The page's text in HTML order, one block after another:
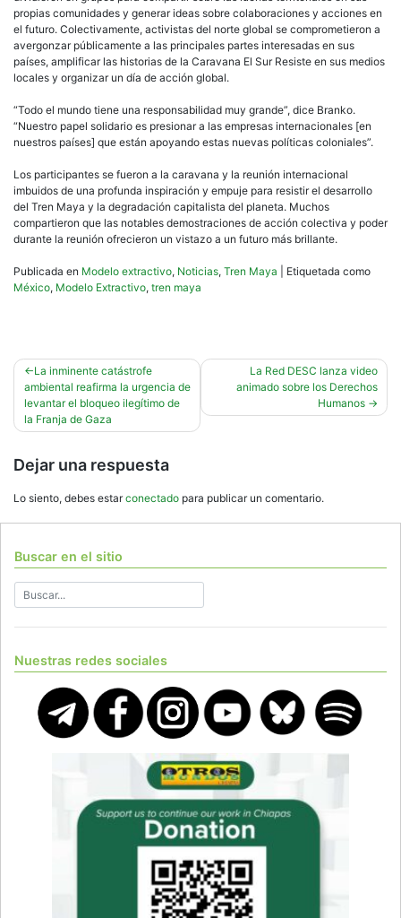
propias comunidades y generar ideas sobre colaboraciones y acciones en
el futuro. Colectivamente, activistas del norte global se comprometieron a
avergonzar públicamente a las principales partes interesadas en sus
países, amplificar las historias de la Caravana El Sur Resiste en sus medios
locales y organizar un día de acción global.
“Todo el mundo tiene una responsabilidad muy grande”, dice Branko.
“Nuestro papel solidario es presionar a las empresas internacionales [en
nuestros países] que están apoyando estas nuevas políticas coloniales”.
Los participantes se fueron a la caravana y la reunión internacional
imbuidos de una profunda inspiración y empuje para resistir el desarrollo
del Tren Maya y la degradación capitalista del planeta. Muchos
compartieron que las notables demostraciones de acción colectiva y poder
durante la reunión ofrecieron un vistazo a un futuro más brillante.
Publicada en Modelo extractivo, Noticias, Tren Maya
Etiquetada como
México, Modelo Extractivo, tren maya
Navegación
de
entradas
La inminente catástrofe
ambiental reafirma la urgencia de
levantar el bloqueo ilegítimo de
la Franja de Gaza
La Red DESC lanza video
animado sobre los Derechos
Humanos
Dejar una respuesta
Lo siento, debes estarconectado para publicar un comentario.
Buscar en el sitio
Nuestras redes sociales